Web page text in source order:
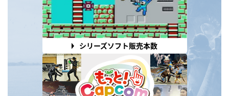
シリーズソフト販売本数